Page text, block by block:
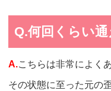
Q.何回くらい
A.こちらは非常によく
その状態に至った元の